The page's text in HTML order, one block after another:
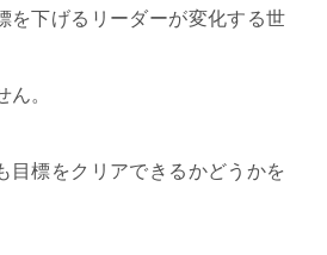
を下げるリーダーが変化する世
。
目標をクリアできるかどうかを